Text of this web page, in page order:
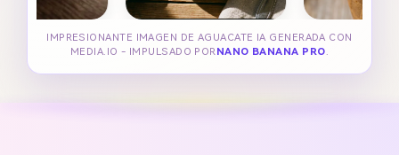
IMPRESIONANTE IMAGEN DE AGUACATE IA GENERADA CON
MEDIA.IO - IMPULSADO POR NANO BANANA PRO.